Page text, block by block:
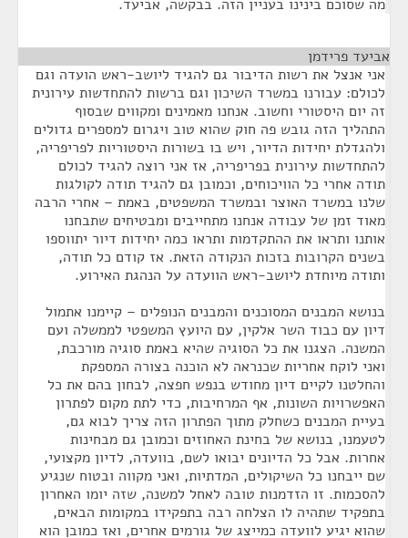
מה שסוכם בינינו בעניין הזה. בבקשה, אביעד.
אביעד פרידמן
אני אנצל את רשות הדיבור גם להגיד ליושב-ראש הועדה וגם
לכולם: עבורנו במשרד השיכון וגם ברשות להתחדשות עירונית
זה יום היסטורי וחשוב. אנחנו מאמינים ומקווים שבסוף
התהליך הזה גובש פה חוק שהוא טוב ויגרום למספרים גדולים
ולהגדלת יחידות הדיור, ויש בו בשורות היסטוריות לפריפריה,
להתחדשות עירונית בפריפריה, אז אני רוצה להגיד לכולם
תודה אחרי כל הוויכוחים, וכמובן גם להגיד תודה לקולגות
שלנו במשרד האוצר ובמשרד המשפטים, באמת – אחרי הרבה
מאוד זמן של עבודה אנחנו מתחייבים ומבטיחים שתבחנו
אותנו ותראו את ההתקדמות ותראו כמה יחידות דיור יתווספו
בשנים הקרובות בזכות הנקודה הזאת. אז קודם כל תודה,
ותודה מיוחדת ליושב-ראש הוועדה על הנהגת האירוע.
בנושא המבנים המסוכנים והמבנים הנופלים – קיימנו אתמול
דיון עם כבוד השר אלקין, עם היועץ המשפטי לממשלה ועם
המשנה. הצגנו את כל הסוגיה שהיא באמת סוגיה מורכבת,
ואני לוקח אחריות שכנראה לא הוכנה בצורה המספקת
והחלטנו לקיים דיון מחודש בנפש חפצה, לבחון בהם את כל
האפשרויות השונות, אף המרחיבות, כדי לתת מקום לפתרון
בעיית המבנים כשחלק מתוך הפתרון הזה צריך לבוא גם,
לטעמנו, בנושא של בחינת האחוזים וכמובן גם מבחינות
אחרות. אבל כל הדיונים יבואו לשם, בוועדה, לדיון מקצועי,
שם ייבחנו כל השיקולים, המדתיות, ואני מקווה ובטוח שנגיע
להסכמות. זו הזדמנות טובה לאחל למשנה, שזה יומו האחרון
בתפקיד שתהיה לו הצלחה רבה בתפקידו במקומות הבאים,
שהוא יגיע לוועדה כמייצג של גורמים אחרים, ואז כמובן הוא